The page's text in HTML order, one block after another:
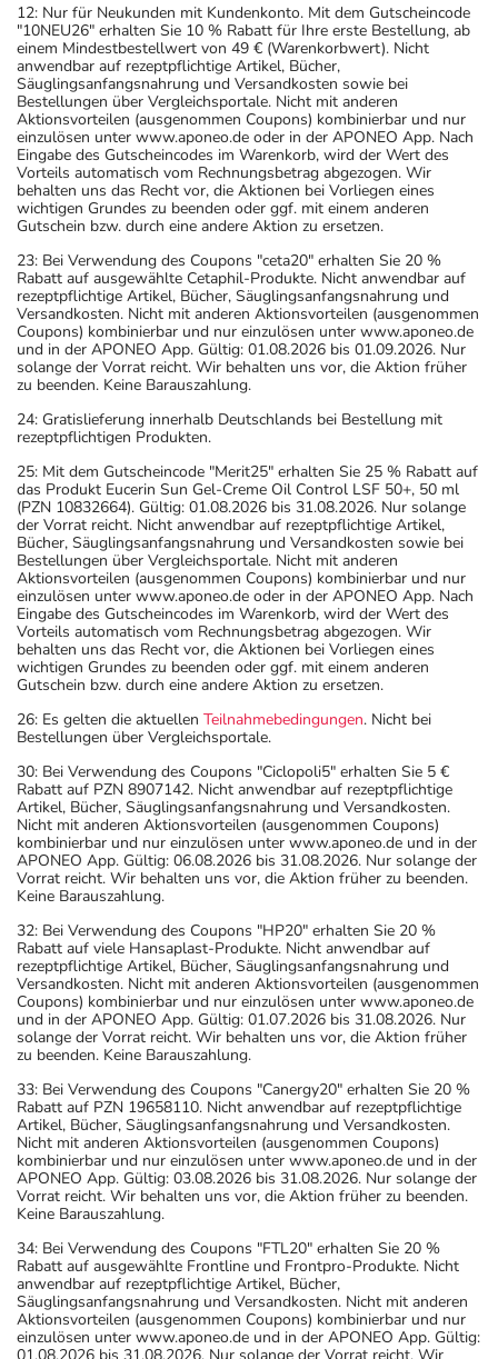
12: Nur für Neukunden mit Kundenkonto. Mit dem Gutscheincode
"10NEU26" erhalten Sie 10 % Rabatt für Ihre erste Bestellung, ab
einem Mindestbestellwert von 49 € (Warenkorbwert). Nicht
anwendbar auf rezeptpflichtige Artikel, Bücher,
Säuglingsanfangsnahrung und Versandkosten sowie bei
Bestellungen über Vergleichsportale. Nicht mit anderen
Aktionsvorteilen (ausgenommen Coupons) kombinierbar und nur
einzulösen unter www.aponeo.de oder in der APONEO App. Nach
Eingabe des Gutscheincodes im Warenkorb, wird der Wert des
Vorteils automatisch vom Rechnungsbetrag abgezogen. Wir
behalten uns das Recht vor, die Aktionen bei Vorliegen eines
wichtigen Grundes zu beenden oder ggf. mit einem anderen
Gutschein bzw. durch eine andere Aktion zu ersetzen.
23: Bei Verwendung des Coupons "ceta20" erhalten Sie 20 %
Rabatt auf ausgewählte Cetaphil-Produkte. Nicht anwendbar auf
rezeptpflichtige Artikel, Bücher, Säuglingsanfangsnahrung und
Versandkosten. Nicht mit anderen Aktionsvorteilen (ausgenommen
Coupons) kombinierbar und nur einzulösen unter www.aponeo.de
und in der APONEO App. Gültig: 01.08.2026 bis 01.09.2026. Nur
solange der Vorrat reicht. Wir behalten uns vor, die Aktion früher
zu beenden. Keine Barauszahlung.
24: Gratislieferung innerhalb Deutschlands bei Bestellung mit
rezeptpflichtigen Produkten.
25: Mit dem Gutscheincode "Merit25" erhalten Sie 25 % Rabatt auf
das Produkt Eucerin Sun Gel-Creme Oil Control LSF 50+, 50 ml
(PZN 10832664). Gültig: 01.08.2026 bis 31.08.2026. Nur solange
der Vorrat reicht. Nicht anwendbar auf rezeptpflichtige Artikel,
Bücher, Säuglingsanfangsnahrung und Versandkosten sowie bei
Bestellungen über Vergleichsportale. Nicht mit anderen
Aktionsvorteilen (ausgenommen Coupons) kombinierbar und nur
einzulösen unter www.aponeo.de oder in der APONEO App. Nach
Eingabe des Gutscheincodes im Warenkorb, wird der Wert des
Vorteils automatisch vom Rechnungsbetrag abgezogen. Wir
behalten uns das Recht vor, die Aktionen bei Vorliegen eines
wichtigen Grundes zu beenden oder ggf. mit einem anderen
Gutschein bzw. durch eine andere Aktion zu ersetzen.
26: Es gelten die aktuellen Teilnahmebedingungen. Nicht bei
Bestellungen über Vergleichsportale.
30: Bei Verwendung des Coupons "Ciclopoli5" erhalten Sie 5 €
Rabatt auf PZN 8907142. Nicht anwendbar auf rezeptpflichtige
Artikel, Bücher, Säuglingsanfangsnahrung und Versandkosten.
Nicht mit anderen Aktionsvorteilen (ausgenommen Coupons)
kombinierbar und nur einzulösen unter www.aponeo.de und in der
APONEO App. Gültig: 06.08.2026 bis 31.08.2026. Nur solange der
Vorrat reicht. Wir behalten uns vor, die Aktion früher zu beenden.
Keine Barauszahlung.
32: Bei Verwendung des Coupons "HP20" erhalten Sie 20 %
Rabatt auf viele Hansaplast-Produkte. Nicht anwendbar auf
rezeptpflichtige Artikel, Bücher, Säuglingsanfangsnahrung und
Versandkosten. Nicht mit anderen Aktionsvorteilen (ausgenommen
Coupons) kombinierbar und nur einzulösen unter www.aponeo.de
und in der APONEO App. Gültig: 01.07.2026 bis 31.08.2026. Nur
solange der Vorrat reicht. Wir behalten uns vor, die Aktion früher
zu beenden. Keine Barauszahlung.
33: Bei Verwendung des Coupons "Canergy20" erhalten Sie 20 %
Rabatt auf PZN 19658110. Nicht anwendbar auf rezeptpflichtige
Artikel, Bücher, Säuglingsanfangsnahrung und Versandkosten.
Nicht mit anderen Aktionsvorteilen (ausgenommen Coupons)
kombinierbar und nur einzulösen unter www.aponeo.de und in der
APONEO App. Gültig: 03.08.2026 bis 31.08.2026. Nur solange der
Vorrat reicht. Wir behalten uns vor, die Aktion früher zu beenden.
Keine Barauszahlung.
34: Bei Verwendung des Coupons "FTL20" erhalten Sie 20 %
Rabatt auf ausgewählte Frontline und Frontpro-Produkte. Nicht
anwendbar auf rezeptpflichtige Artikel, Bücher,
Säuglingsanfangsnahrung und Versandkosten. Nicht mit anderen
Aktionsvorteilen (ausgenommen Coupons) kombinierbar und nur
einzulösen unter www.aponeo.de und in der APONEO App. Gültig: